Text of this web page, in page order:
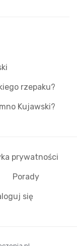
rzepaku?
Kujawski?
prywatności
Porady
się